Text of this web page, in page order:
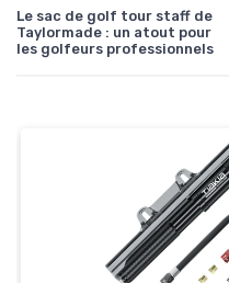
Le sac de golf tour staff de
Taylormade : un atout pour
les golfeurs professionnels